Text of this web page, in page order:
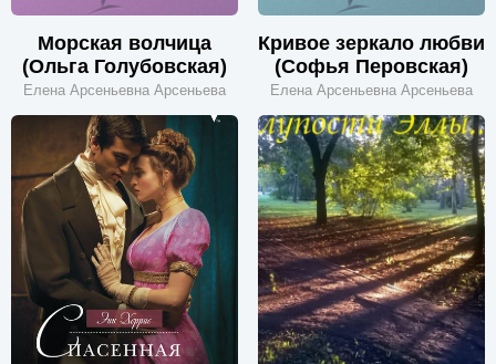
Морская волчица
(Ольга Голубовская)
Елена Арсеньевна Арсеньева
Кривое зеркало любви
(Софья Перовская)
Елена Арсеньевна Арсеньева